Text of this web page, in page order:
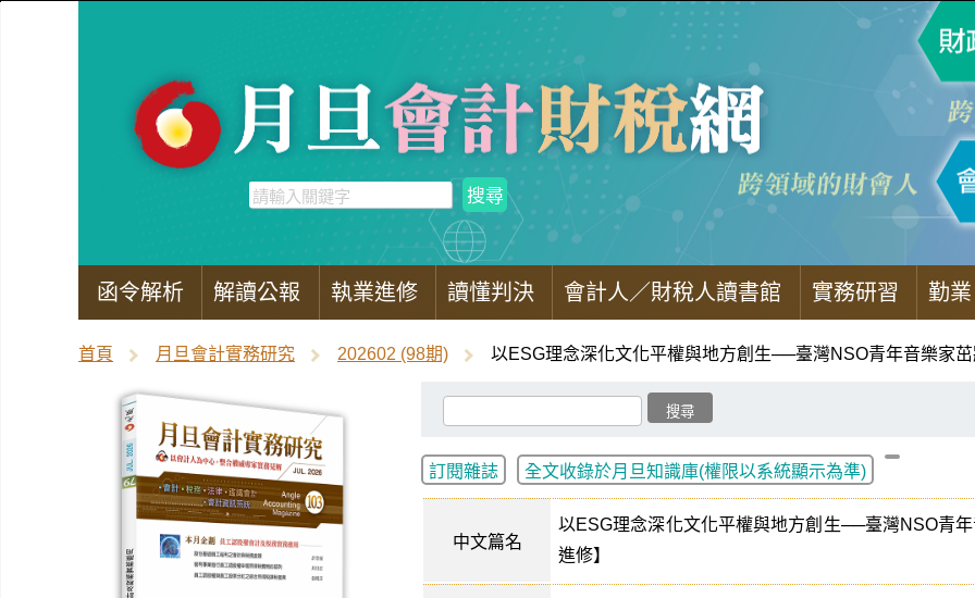
函令解析 解讀公報 執業進修 讀懂判決 會計人／財稅人讀書館 實務研習 勤
首頁 月旦會計實務研究 202602 (98期) 以ESG理念深化文化平權與地方創生──臺灣NSO青年音樂家
訂閱雜誌 全文收錄於月旦知識庫(權限以系統顯示為準)
中文篇名
以ESG理念深化文化平權與地方創生──臺灣NSO青
進修】